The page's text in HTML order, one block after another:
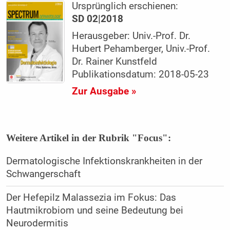
Ursprünglich erschienen:
SD 02|2018
Herausgeber: Univ.-Prof. Dr.
Hubert Pehamberger, Univ.-Prof.
Dr. Rainer Kunstfeld
Publikationsdatum: 2018-05-23
Zur Ausgabe »
Weitere Artikel in der Rubrik "Focus":
Dermatologische Infektionskrankheiten in der
Schwangerschaft
Der Hefepilz Malassezia im Fokus: Das
Hautmikrobiom und seine Bedeutung bei
Neurodermitis